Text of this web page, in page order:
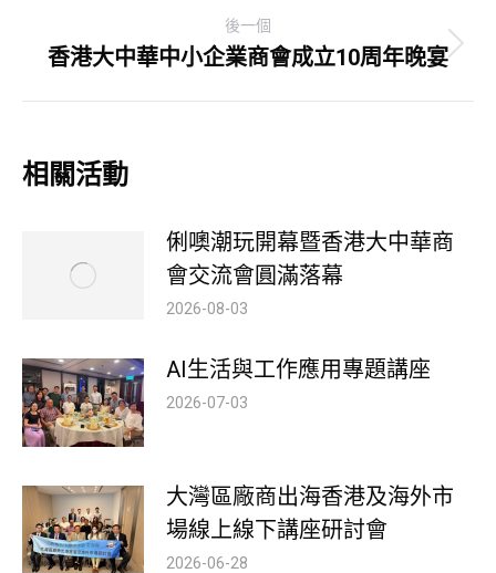
後一個
Next
香港大中華中小企業商會成立10周年晚宴
相關活動
俐噢潮玩開幕暨香港大中華商
會交流會圓滿落幕
2026-08-03
AI生活與工作應用專題講座
2026-07-03
大灣區廠商出海香港及海外市
場線上線下講座研討會
2026-06-28